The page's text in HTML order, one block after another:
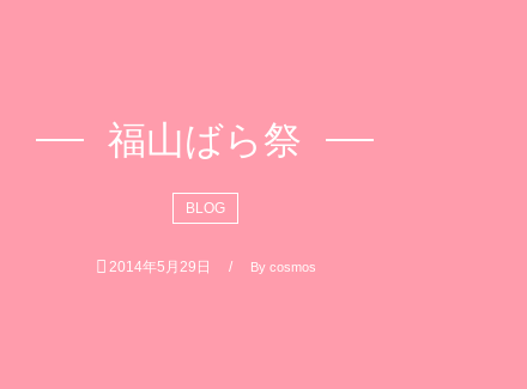
福山ばら祭
BLOG
2014年5月29日 Bycosmos